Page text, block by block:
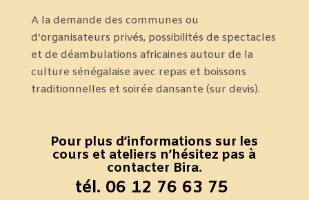
A la demande des communes ou
d’organisateurs privés, possibilités de spectacles
et de déambulations africaines autour de la
culture sénégalaise avec repas et boissons
traditionnelles et soirée dansante (sur devis).
Pour plus d’informations sur les
cours et ateliers n’hésitez pas à
contacter Bira.
tél. 06 12 76 63 75